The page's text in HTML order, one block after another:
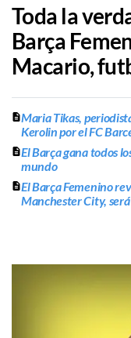
Toda la
Barça
Macario,
Maria Tikas,
Kerolin por el FC
El Barça gana todos
mundo
El Barça Femenino
Manchester City,